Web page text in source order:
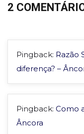
2
Pingback: Razão
diferença? –
Pingback: Como
Âncora